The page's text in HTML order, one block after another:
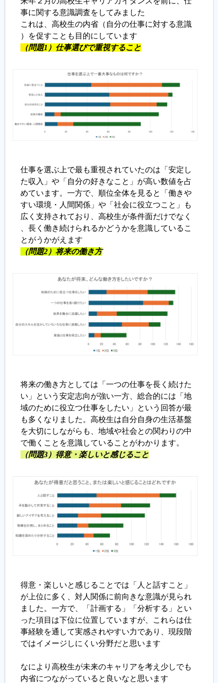
事に関する意識調査をしてみました
これは、高校生の内省（自分の仕事に対する意識
）を促すことも目的にしています
（問題1）仕事選びで重視すること
仕事を選ぶ上で最も重視されていたのは「安定し
た収入」や「自分の好きなこと」が高い数値を占
めています。一方で、順位全体を見ると「働きや
すい環境・人間関係」や「社会に役立つこと」も
広く支持されており、高校生が条件面だけでなく
、長く働き続けられるかどうかを意識しているこ
とがうかがえます
（問題2）将来の働き方
将来の働き方としては「一つの仕事を長く続けた
い」という安定志向が強い一方、総合的には「地
域のために役立つ仕事をしたい」という回答が最
も多くなりました。高校生は自分自身の生活基盤
を大切にしながらも、地域や社会との関わりの中
で働くことを意識していることがわかります。
（問題3）得意・楽しいと感じること
得意・楽しいと感じることでは「人と話すこと」
が上位に多く、対人関係に前向きな意識が見られ
ました。一方で、「計画する」「分析する」とい
った項目は下位に位置していますが、これらは仕
事経験を通して実感されやすい力であり、現段階
ではイメージしにくい分野だと思います
なにより高校生が未来のキャリアを考え少しでも
内省につながっていると良いなと思います